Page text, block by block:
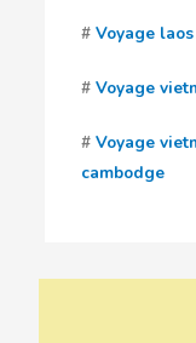
#Voyage
#Voyage
#Voyage
cambodge